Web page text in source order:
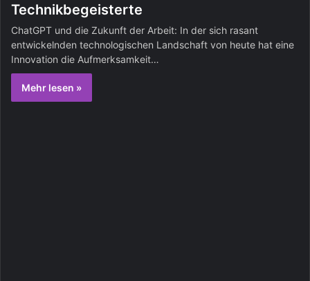
Technikbegeisterte
ChatGPT und die Zukunft der Arbeit: In der sich rasant
entwickelnden technologischen Landschaft von heute hat eine
Innovation die Aufmerksamkeit…
Mehr lesen »